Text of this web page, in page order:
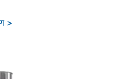
>